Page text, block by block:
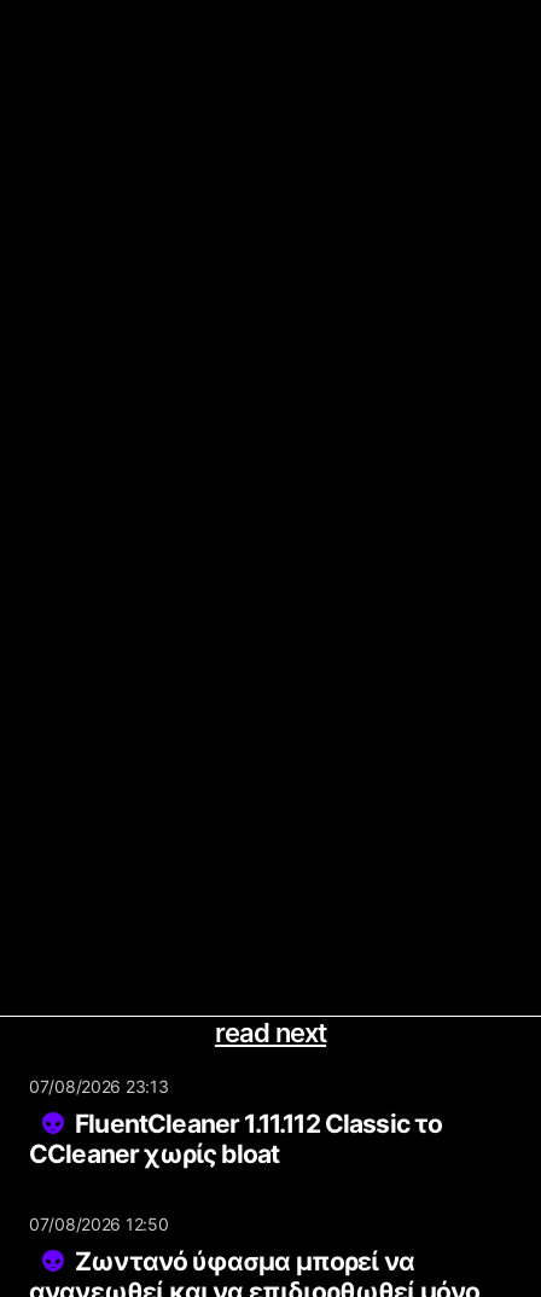
read next
07/08/2026 23:13
FluentCleaner 1.11.112 Classic το
CCleaner χωρίς bloat
07/08/2026 12:50
Ζωντανό ύφασμα μπορεί να